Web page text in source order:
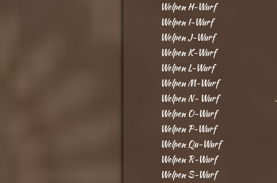
Welpen H-Wurf
Welpen I-Wurf
Welpen J-Wurf
Welpen K-Wurf
Welpen L-Wurf
Welpen M-Wurf
Welpen N- Wurf
Welpen O-Wurf
Welpen P-Wurf
Welpen Qu-Wurf
Welpen R-Wurf
Welpen S-Wurf